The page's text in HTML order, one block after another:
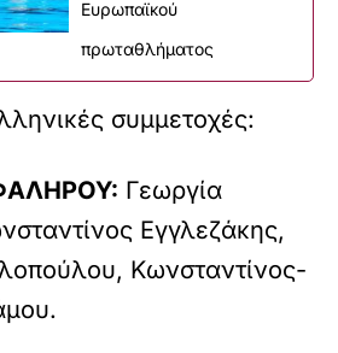
Ευρωπαϊκού
πρωταθλήματος
συμμετοχές:
Γεωργία
Εγγλεζάκης,
Κωνσταντίνος-